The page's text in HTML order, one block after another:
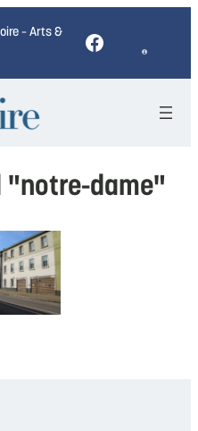
– Arts &
Facebook
"notre-dame"